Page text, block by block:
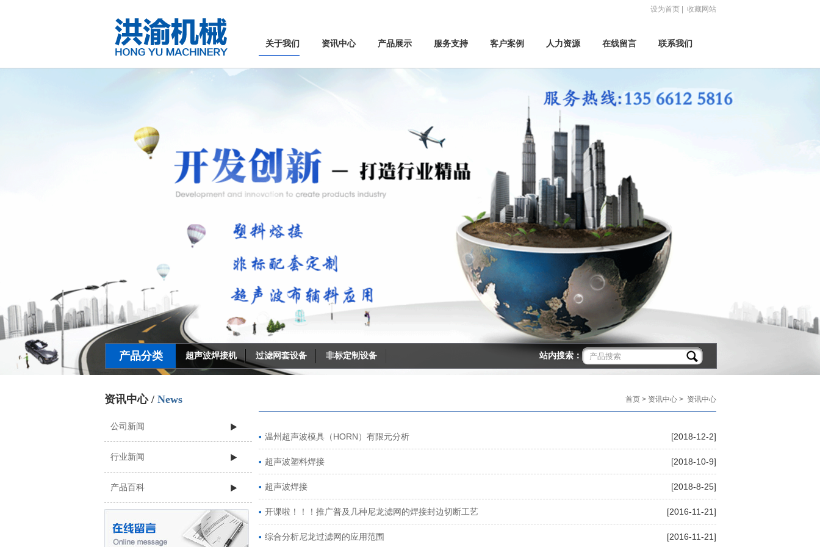
设为首页| 收藏网站
关于我们 资讯中心 产品展示 服务支持 客户案例 人力资源 在线留言 联系我们
产品分类 超声波焊接机 过滤网套设备 非标定制设备 站内搜索：
搜索
资讯中心 / News
公司新闻
行业新闻
产品百科
首页> 资讯中心> 资讯中心
[2018-12-2]
温州超声波模具（HORN）有限元分析
[2018-10-9]
超声波塑料焊接
[2018-8-25]
超声波焊接
[2016-11-21]
开课啦！！！推广普及几种尼龙滤网的焊接封边切断工艺
[2016-11-21]
综合分析尼龙过滤网的应用范围